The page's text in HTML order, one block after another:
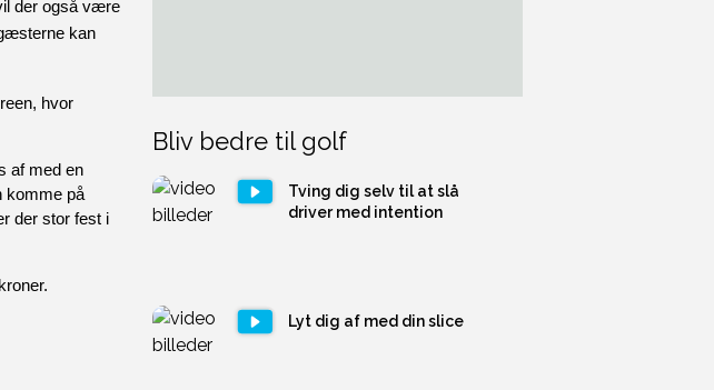
der også være
kan
hvor
af med en
komme på
der stor fest i
Bliv bedre til golf
Tving dig selv til at slå
driver med intention
Lyt dig af med din slice